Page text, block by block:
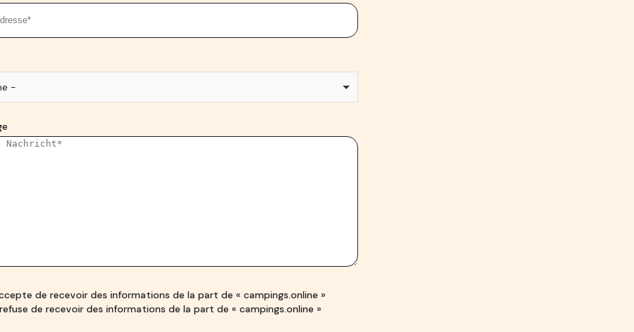
-
de recevoir des informations de la part de « campings.online »
de recevoir des informations de la part de « campings.online »